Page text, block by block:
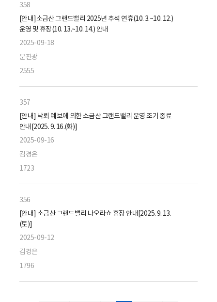
358
[안내]소금산 그랜드밸리 2025년 추석 연휴(10. 3.~10. 12.)
운영 및 휴장(10. 13.~10. 14.) 안내
2025-09-18
문진광
2555
357
[안내] 낙뢰 예보에 의한 소금산 그랜드밸리 운영 조기 종료
안내[2025. 9. 16.(화)]
2025-09-16
김경은
1723
356
[안내] 소금산 그랜드밸리 나오라쇼 휴장 안내[2025. 9. 13.
(토)]
2025-09-12
김경은
1796